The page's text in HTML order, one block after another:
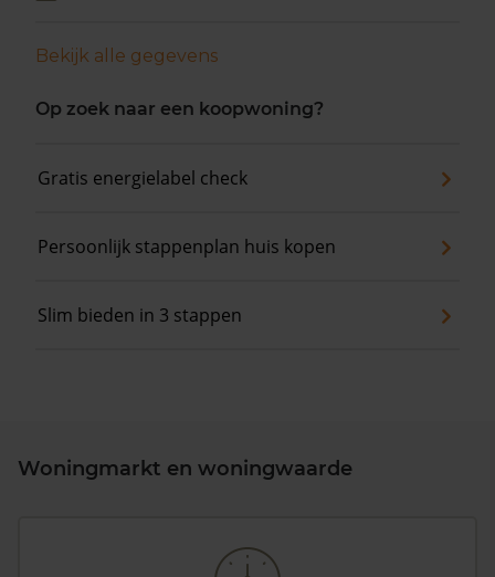
Bekijk alle gegevens
Op zoek naar een koopwoning?
Gratis energielabel check
Persoonlijk stappenplan huis kopen
Slim bieden in 3 stappen
Woningmarkt en woningwaarde